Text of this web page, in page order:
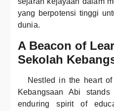
yang berpotensi tinggi
dunia.
A Beacon of
Sekolah
Nestled in the heart
Kebangsaan Abi
enduring spirit of